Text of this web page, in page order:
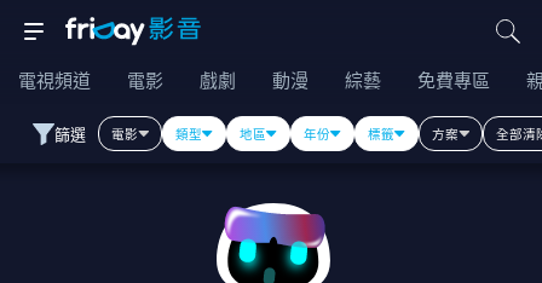
電視頻道 電影 戲劇 動漫 綜藝 免費專區
篩選 電影 類型 地區 年份 標籤 方案 全部清